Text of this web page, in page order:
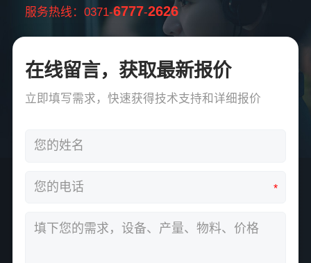
服务热线：0371-6777-2626
在线留言，获取最新报价
立即填写需求，快速获得技术支持和详细报价
*